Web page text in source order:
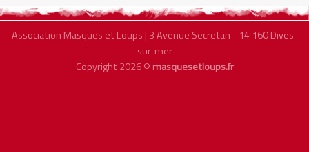
Association Masques et Loups | 3 Avenue Secretan - 14 160 Dives-
sur-mer
Copyright 2026 © masquesetloups.fr